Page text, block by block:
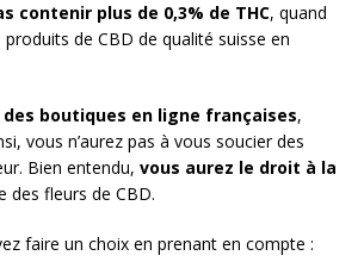
contenir plus de 0,3% de THC, quand
de CBD de qualité suisse en
boutiques en ligne françaises,
vous n’aurez pas à vous soucier des
Bien entendu, vous aurez le droit à la
des fleurs de CBD.
faire un choix en prenant en compte :